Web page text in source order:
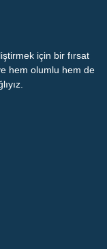
için bir fırsat
hem olumlu hem de